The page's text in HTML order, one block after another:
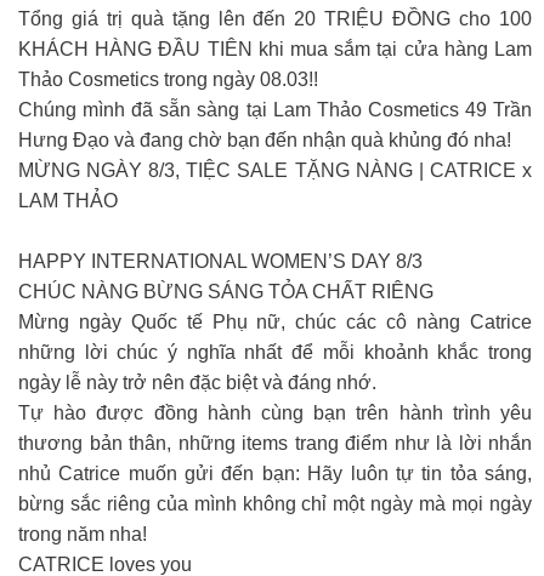
Tổng giá trị quà tặng lên đến 20 TRIỆU ĐỒNG cho 100
KHÁCH HÀNG ĐẦU TIÊN khi mua sắm tại cửa hàng Lam
Thảo Cosmetics trong ngày 08.03!!
Chúng mình đã sẵn sàng tại Lam Thảo Cosmetics 49 Trần
Hưng Đạo và đang chờ bạn đến nhận quà khủng đó nha!
MỪNG NGÀY 8/3, TIỆC SALE TẶNG NÀNG | CATRICE x
LAM THẢO
HAPPY INTERNATIONAL WOMEN’S DAY 8/3
CHÚC NÀNG BỪNG SÁNG TỎA CHẤT RIÊNG
Mừng ngày Quốc tế Phụ nữ, chúc các cô nàng Catrice
những lời chúc ý nghĩa nhất để mỗi khoảnh khắc trong
ngày lễ này trở nên đặc biệt và đáng nhớ.
Tự hào được đồng hành cùng bạn trên hành trình yêu
thương bản thân, những items trang điểm như là lời nhắn
nhủ Catrice muốn gửi đến bạn: Hãy luôn tự tin tỏa sáng,
bừng sắc riêng của mình không chỉ một ngày mà mọi ngày
trong năm nha!
CATRICE loves you